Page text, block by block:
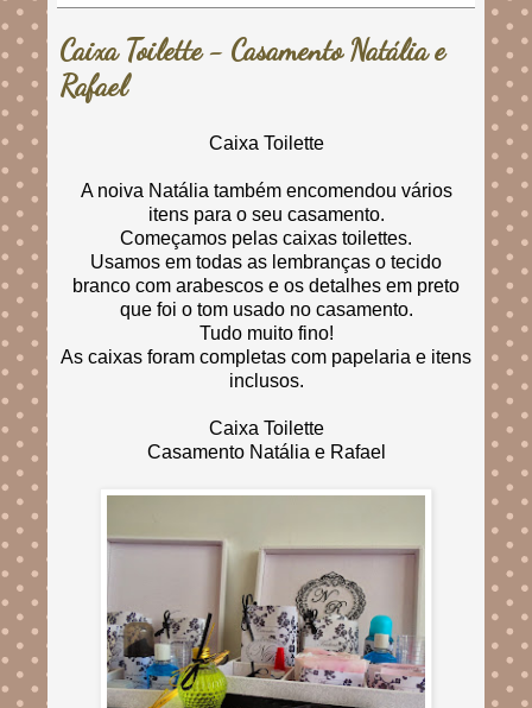
Caixa Toilette - Casamento Natália e
Rafael
Caixa Toilette
A noiva Natália também encomendou vários
itens para o seu casamento.
Começamos pelas caixas toilettes.
Usamos em todas as lembranças o tecido
branco com arabescos e os detalhes em preto
que foi o tom usado no casamento.
Tudo muito fino!
As caixas foram completas com papelaria e itens
inclusos.
Caixa Toilette
Casamento Natália e Rafael